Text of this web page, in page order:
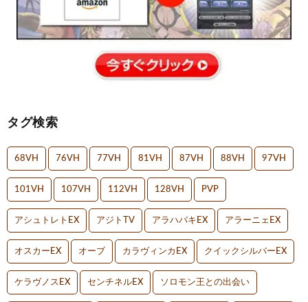
タグ検索
68VH 76VH 77VH 81VH 87VH 88VH 97VH
101VH 107VH 112VH 128VH PVP
アシュトレトEX アジトTV アラハバキEX アラーニェEX
オスカーEX オーブ カラヴィンカEX クイックシルバーEX
ケラヴノスEX センチネルEX ソロモン王との出会い